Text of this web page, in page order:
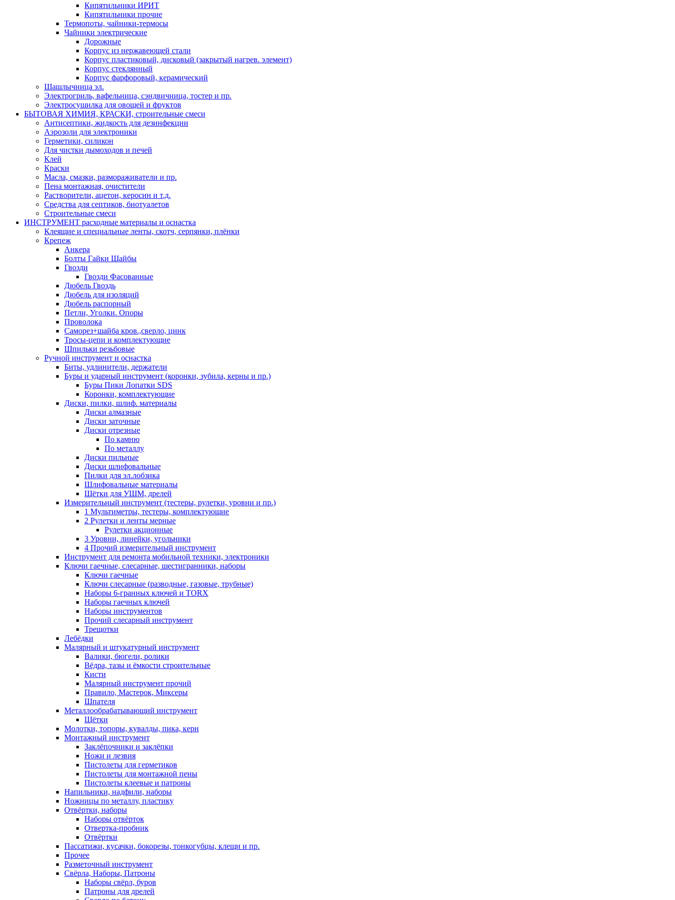
Кипятильники ИРИТ
Кипятильники прочие
Термопоты, чайники-термосы
Чайники электрические
Дорожные
Корпус из нержавеющей стали
Корпус пластиковый, дисковый (закрытый нагрев. элемент)
Корпус стеклянный
Корпус фарфоровый, керамический
Шашлычница эл.
Электрогриль, вафельница, сэндвичница, тостер и пр.
Электросушилка для овощей и фруктов
БЫТОВАЯ ХИМИЯ, КРАСКИ, строительные смеси
Антисептики, жидкость для дезинфекции
Аэрозоли для электроники
Герметики, силикон
Для чистки дымоходов и печей
Клей
Краски
Масла, смазки, размораживатели и пр.
Пена монтажная, очистители
Растворители, ацетон, керосин и т.д.
Средства для септиков, биотуалетов
Строительные смеси
ИНСТРУМЕНТ расходные материалы и оснастка
Клеящие и специальные ленты, скотч, серпянки, плёнки
Крепеж
Анкера
Болты Гайки Шайбы
Гвозди
Гвозди Фасованные
Дюбель Гвоздь
Дюбель для изоляций
Дюбель распорный
Петли, Уголки. Опоры
Проволока
Саморез+шайба кров.,сверло, цинк
Тросы-цепи и комплектующие
Шпильки резьбовые
Ручной инструмент и оснастка
Биты, удлинители, держатели
Буры и ударный инструмент (коронки, зубила, керны и пр.)
Буры Пики Лопатки SDS
Коронки, комплектующие
Диски, пилки, шлиф. материалы
Диски алмазные
Диски заточные
Диски отрезные
По камню
По металлу
Диски пильные
Диски шлифовальные
Пилки для эл.лобзика
Шлифовальные материалы
Щётки для УШМ, дрелей
Измерительный инструмент (тестеры, рулетки, уровни и пр.)
1 Мультиметры, тестеры, комплектующие
2 Рулетки и ленты мерные
Рулетки акционные
3 Уровни, линейки, угольники
4 Прочий измерительный инструмент
Инструмент для ремонта мобильной техники, электроники
Ключи гаечные, слесарные, шестигранники, наборы
Ключи гаечные
Ключи слесарные (разводные, газовые, трубные)
Наборы 6-гранных ключей и TORX
Наборы гаечных ключей
Наборы инструментов
Прочий слесарный инструмент
Трещотки
Лебёдки
Малярный и штукатурный инструмент
Валики, бюгели, ролики
Вёдра, тазы и ёмкости строительные
Кисти
Малярный инструмент прочий
Правило, Мастерок, Миксеры
Шпателя
Металлообрабатывающий инструмент
Щётки
Молотки, топоры, кувалды, пика, керн
Монтажный инструмент
Заклёпочники и заклёпки
Ножи и лезвия
Пистолеты для герметиков
Пистолеты для монтажной пены
Пистолеты клеевые и патроны
Напильники, надфили, наборы
Ножницы по металлу, пластику
Отвёртки, наборы
Наборы отвёрток
Отвертка-пробник
Отвёртки
Пассатижи, кусачки, бокорезы, тонкогубцы, клещи и пр.
Прочее
Разметочный инструмент
Свёрла, Наборы, Патроны
Наборы свёрл, буров
Патроны для дрелей